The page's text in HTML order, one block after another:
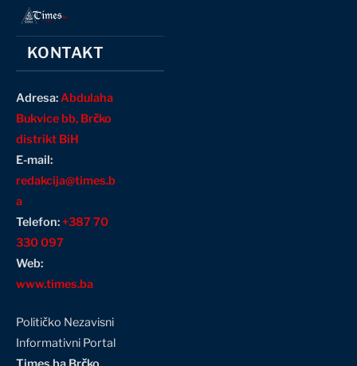
KONTAKT
Adresa: Abdulaha
Bukvice bb, Brčko
distrikt BiH
E-mail:
redakcija@times.b
a
Telefon:+387 70
330 097
Web:
www.times.ba
Političko Nezavisni
Informativni Portal